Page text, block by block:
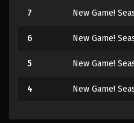
7 New Game!
6 New Game!
5 New Game!
4 New Game!